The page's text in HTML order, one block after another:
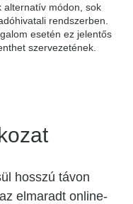
alternatív módon, sok
rendszerben.
esetén ez jelentős
szervezetének.
hosszú távon
elmaradt online-